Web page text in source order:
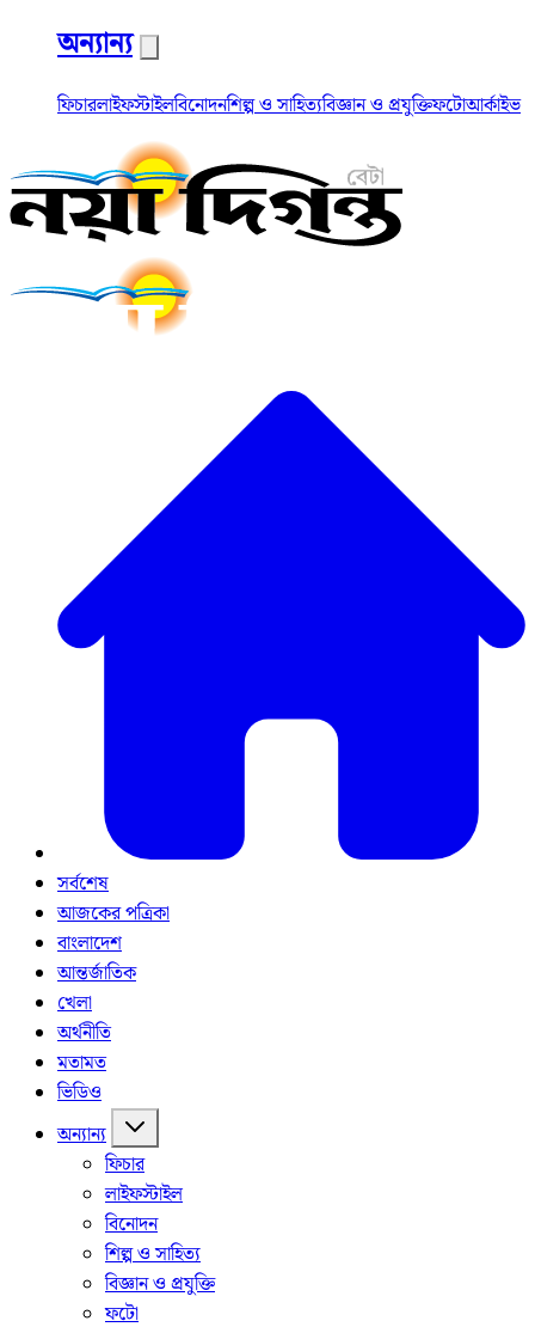
অন্যান্য
ফিচারলাইফস্টাইলবিনোদনশিল্প ও সাহিত্যবিজ্ঞান ও প্রযুক্তিফটোআর্কাইভ
সর্বশেষ
আজকের পত্রিকা
বাংলাদেশ
আন্তর্জাতিক
খেলা
অর্থনীতি
মতামত
ভিডিও
অন্যান্য
ফিচার
লাইফস্টাইল
বিনোদন
শিল্প ও সাহিত্য
বিজ্ঞান ও প্রযুক্তি
ফটো